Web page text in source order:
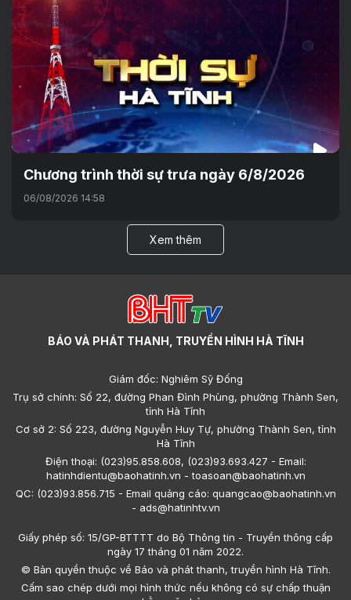
Chương trình thời sự trưa ngày 6/8/2026
06/08/2026 14:58
Xem thêm
BÁO VÀ PHÁT THANH, TRUYỀN HÌNH HÀ TĨNH
Giám đốc: Nghiêm Sỹ Đống
Trụ sở chính: Số 22, đường Phan Đình Phùng, phường Thành Sen,
tỉnh Hà Tĩnh
Cơ sở 2: Số 223, đường Nguyễn Huy Tự, phường Thành Sen, tỉnh
Hà Tĩnh
Điện thoại: (023)95.858.608, (023)93.693.427 - Email:
hatinhdientu@baohatinh.vn - toasoan@baohatinh.vn
QC: (023)93.856.715 - Email quảng cáo: quangcao@baohatinh.vn
- ads@hatinhtv.vn
Giấy phép số: 15/GP-BTTTT do Bộ Thông tin - Truyền thông cấp
ngày 17 tháng 01 năm 2022.
© Bản quyền thuộc về Báo và phát thanh, truyền hình Hà Tĩnh.
Cấm sao chép dưới mọi hình thức nếu không có sự chấp thuận